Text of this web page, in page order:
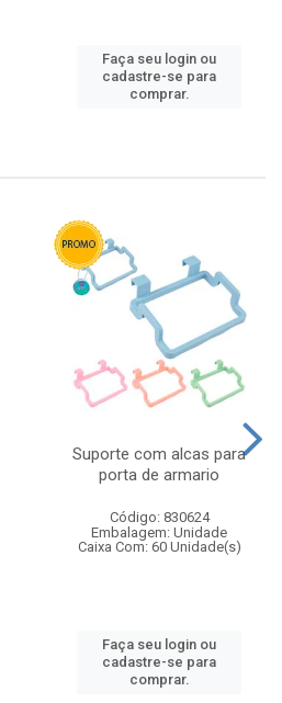
Faça seu login ou
cadastre-se para
comprar.
Suporte com alcas para
porta de armario
Código: 830624
Embalagem: Unidade
Caixa Com: 60 Unidade(s)
Faça seu login ou
cadastre-se para
comprar.